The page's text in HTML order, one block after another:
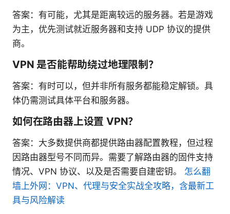
答案：有可能，尤其是距离较远的服务器。若是游戏
为主，优先测试就近服务器和支持 UDP 协议的提供
商。
VPN 是否能帮助绕过地理限制？
答案：有时可以，但并非所有服务都能稳定解锁。具
体仍需测试具体平台和服务器。
如何在路由器上设置 VPN？
答案：大多数提供商都提供路由器配置教程，但过程
因路由器型号不同而异。需要了解路由器的固件支持
情况、VPN 协议、以及是否需要自建密钥。 怎么翻
墙上外网：VPN、代理与安全实战全攻略，含最新工
具与风险解读